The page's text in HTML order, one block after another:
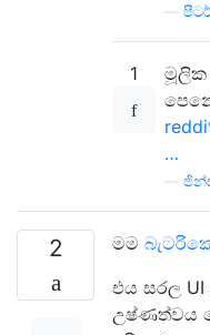
1
මූලික
…
2 මම
එය සරල UI
උෂ්ණත්වය